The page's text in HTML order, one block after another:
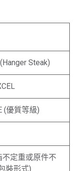
Steak)
(優質等級)
不定重或原件不
裝形式)